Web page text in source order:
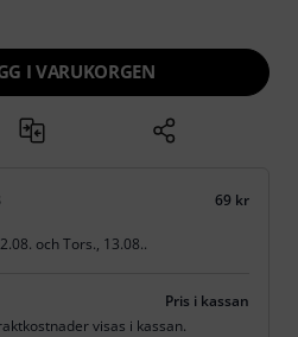
I VARUKORGEN
69 kr
ochTors., 13.08..
Pris i kassan
visas i kassan.